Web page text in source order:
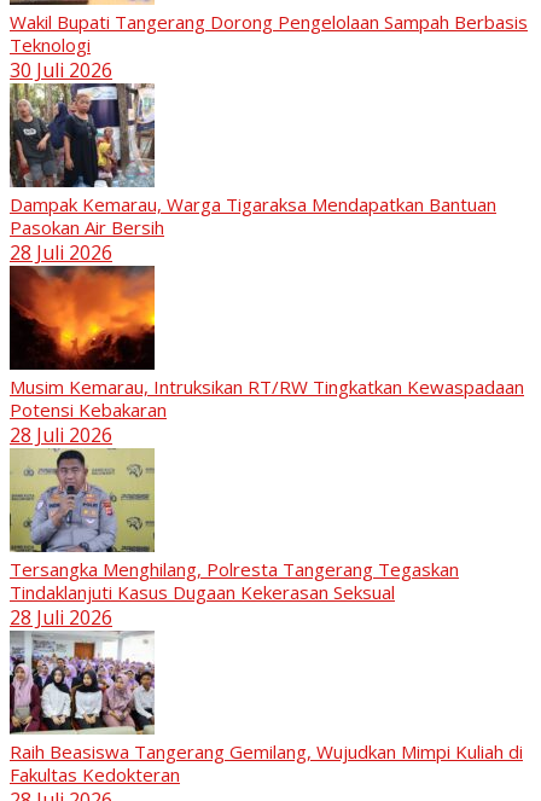
Wakil Bupati Tangerang Dorong Pengelolaan Sampah Berbasis
Teknologi
30 Juli 2026
Dampak Kemarau, Warga Tigaraksa Mendapatkan Bantuan
Pasokan Air Bersih
28 Juli 2026
Musim Kemarau, Intruksikan RT/RW Tingkatkan Kewaspadaan
Potensi Kebakaran
28 Juli 2026
Tersangka Menghilang, Polresta Tangerang Tegaskan
Tindaklanjuti Kasus Dugaan Kekerasan Seksual
28 Juli 2026
Raih Beasiswa Tangerang Gemilang, Wujudkan Mimpi Kuliah di
Fakultas Kedokteran